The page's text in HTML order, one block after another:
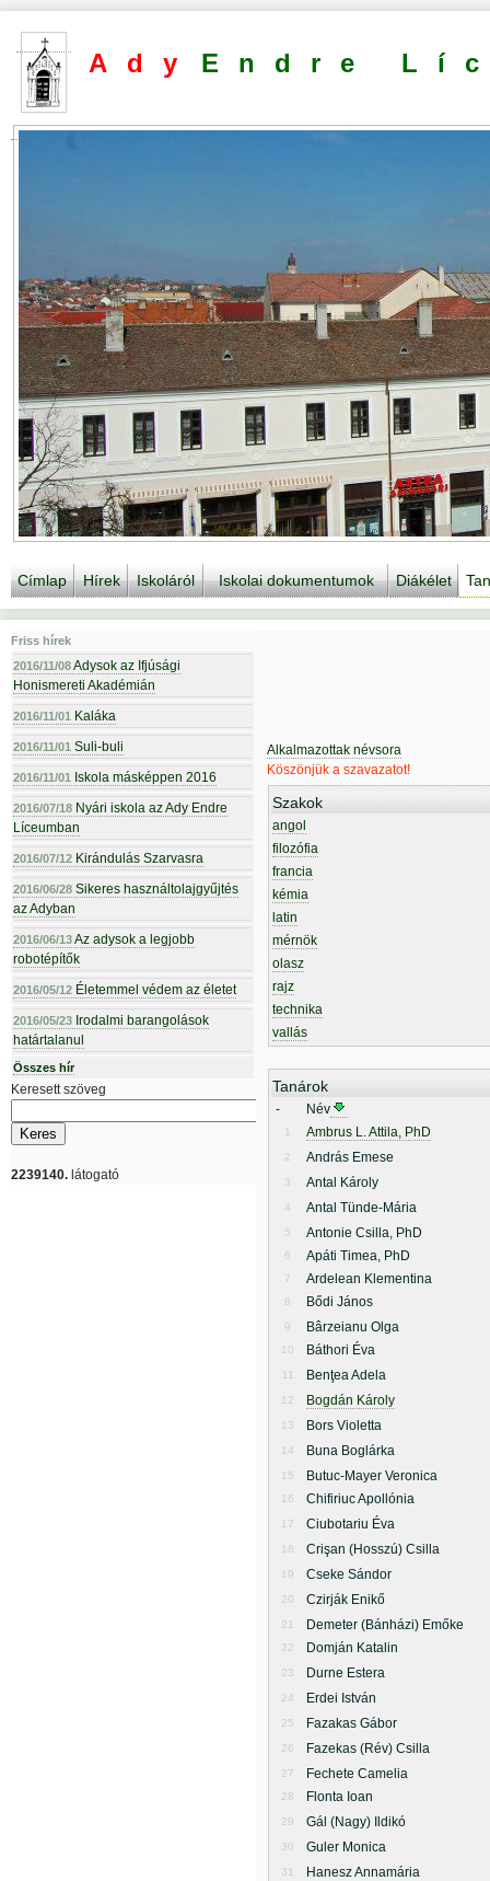
Ady Endre
Címlap Hírek Iskoláról Iskolai dokumentumok Diákélet
Friss hírek
2016/11/08Adysok az Ifjúsági
Honismereti Akadémián
2016/11/01 Kaláka
2016/11/01 Suli-buli
2016/11/01 Iskola másképpen 2016
2016/07/18 Nyári iskola az Ady Endre
Líceumban
2016/07/12 Kirándulás Szarvasra
2016/06/28 Sikeres használtolajgyűjtés
az Adyban
2016/06/13Az adysok a legjobb
robotépítők
2016/05/12 Életemmel védem az életet
2016/05/23 Irodalmi barangolások
határtalanul
Összes hír
Keresett szöveg
2239140. látogató
Alkalmazottak névsora
Köszönjük a szavazatot!
Szakok
angol
filozófia
francia
kémia
latin
mérnök
olasz
rajz
technika
vallás
Tanárok
- Név
1 Ambrus L. Attila, PhD
2 András Emese
3 Antal Károly
4 Antal Tünde-Mária
5 Antonie Csilla, PhD
6 Apáti Timea, PhD
7 Ardelean Klementina
8 Bődi János
9 Bârzeianu Olga
10 Báthori Éva
11 Benţea Adela
12 Bogdán Károly
13 Bors Violetta
14 Buna Boglárka
15 Butuc-Mayer Veronica
16 Chifiriuc Apollónia
17 Ciubotariu Éva
18 Crişan (Hosszú) Csilla
19 Cseke Sándor
20 Czirják Enikő
21 Demeter (Bánházi) Emőke
22 Domján Katalin
23 Durne Estera
24 Erdei István
25 Fazakas Gábor
26 Fazekas (Rév) Csilla
27 Fechete Camelia
28 Flonta Ioan
29 Gál (Nagy) Ildikó
30 Guler Monica
31 Hanesz Annamária